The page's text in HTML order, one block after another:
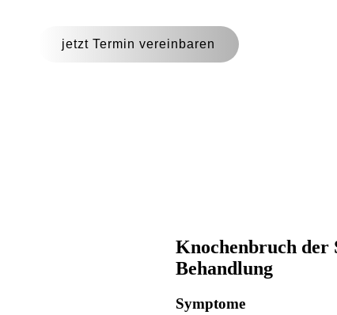
jetzt Termin vereinbaren
Knochenbruch der
Behandlung
Symptome